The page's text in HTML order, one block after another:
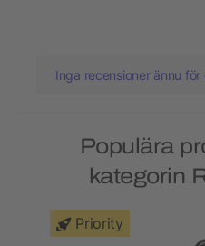
Inga recensioner ännu
Populära
kategorin
Priority